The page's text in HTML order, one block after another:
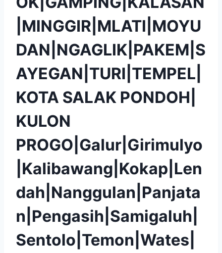
|MINGGIR|MLATI|MOYU
DAN|NGAGLIK|PAKEM|S
AYEGAN|TURI|TEMPEL|
KOTA SALAK PONDOH|
KULON
PROGO|Galur|Girimulyo
|Kalibawang|Kokap|Len
dah|Nanggulan|Panjata
n|Pengasih|Samigaluh|
Sentolo|Temon|Wates|